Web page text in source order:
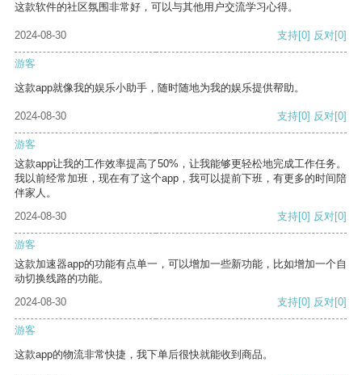
这款软件的社区氛围非常好，可以与其他用户交流学习心得。
2024-08-30 支持[0] 反对[0]
游客
这款app就像我的娱乐小助手，随时随地为我的娱乐提供帮助。
2024-08-30 支持[0] 反对[0]
游客
这款app让我的工作效率提高了50%，让我能够更轻松地完成工作任务。
我以前经常加班，现在有了这个app，我可以提前下班，有更多的时间陪
伴家人。
2024-08-30
支持[0] 反对[0]
游客
这款加速器app的功能有点单一，可以增加一些新功能，比如增加一个自
动切换线路的功能。
2024-08-30
支持[0] 反对[0]
游客
这款app的物流非常快捷，我下单后很快就能收到商品。